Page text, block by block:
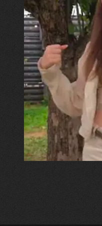
30.07.2026
Калина, Дарина та
"Хвиля
прозора і
встигла